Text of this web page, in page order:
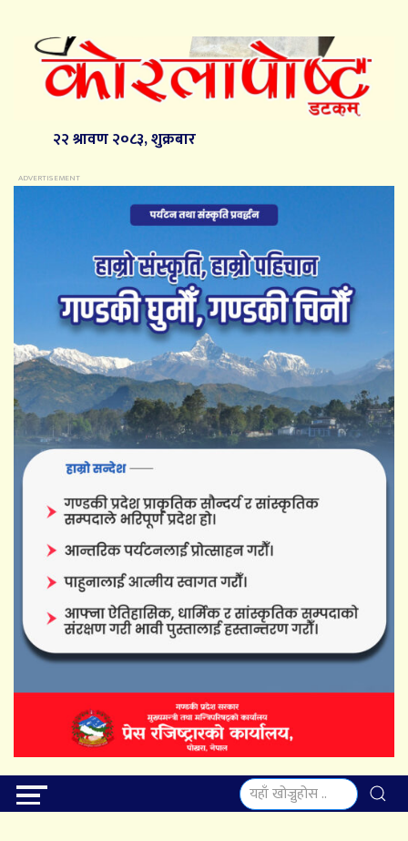
२२ श्रावण २०८३, शुक्रबार